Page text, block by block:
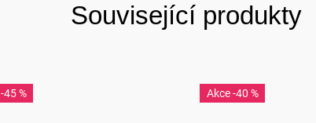
Související produkty
-45 % -40 %